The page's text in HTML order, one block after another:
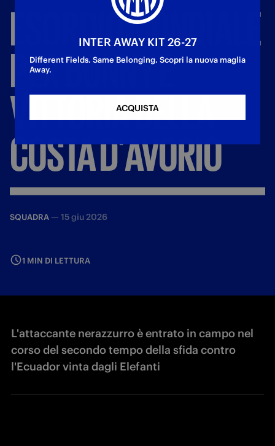
ESORDIOMONDIALE
PERBONNYE
VITTORIADELLA
COSTAD'AVORIO
SQUADRA — 15 giu 2026
1 MIN DI LETTURA
L'attaccante nerazzurro è entrato in campo nel
corso del secondo tempo della sfida contro
l'Ecuador vinta dagli Elefanti
INTER AWAY KIT 26-27
Different Fields. Same Belonging. Scopri la nuova maglia
Away.
ACQUISTA